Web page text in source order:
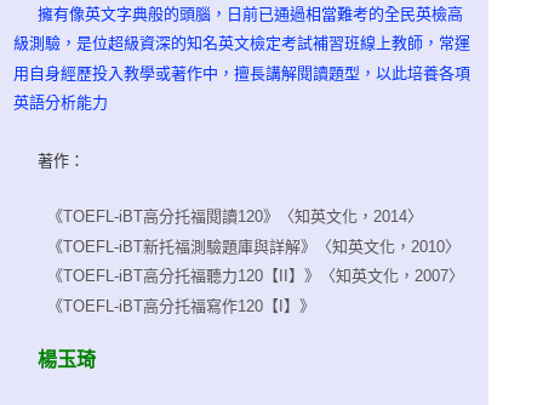
擁有像英文字典般的頭腦，日前已通過相當難考的全民英檢高
級測驗，是位超級資深的知名英文檢定考試補習班線上教師，常運
用自身經歷投入教學或著作中，擅長講解閱讀題型，以此培養各項
英語分析能力
著作：
《TOEFL-iBT高分托福閱讀120》〈知英文化，2014〉
《TOEFL-iBT新托福測驗題庫與詳解》〈知英文化，2010〉
《TOEFL-iBT高分托福聽力120【II】》〈知英文化，2007〉
《TOEFL-iBT高分托福寫作120【I】》
楊玉琦